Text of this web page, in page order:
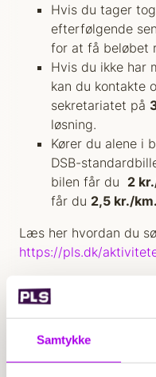
Samtykke
Hvis du tager
efterfølgende
for at få beløbet
Hvis du ikke har
kan du kontakte
sekretariatet på
løsning.
Kører du alene i
DSB-
bilen får du 2
får du 2,5 kr./km.
Læs her hvordan du
https://pls.dk/
Mad og overnatning
Der er fuld forplejning
nogle allergener eller